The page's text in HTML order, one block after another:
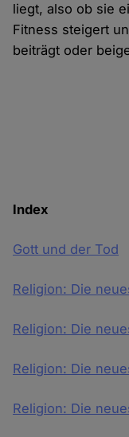
liegt, also ob sie
Fitness steigert
beiträgt oder
Index
Gott und der Tod
Religion: Die
Religion: Die
Religion: Die
Religion: Die